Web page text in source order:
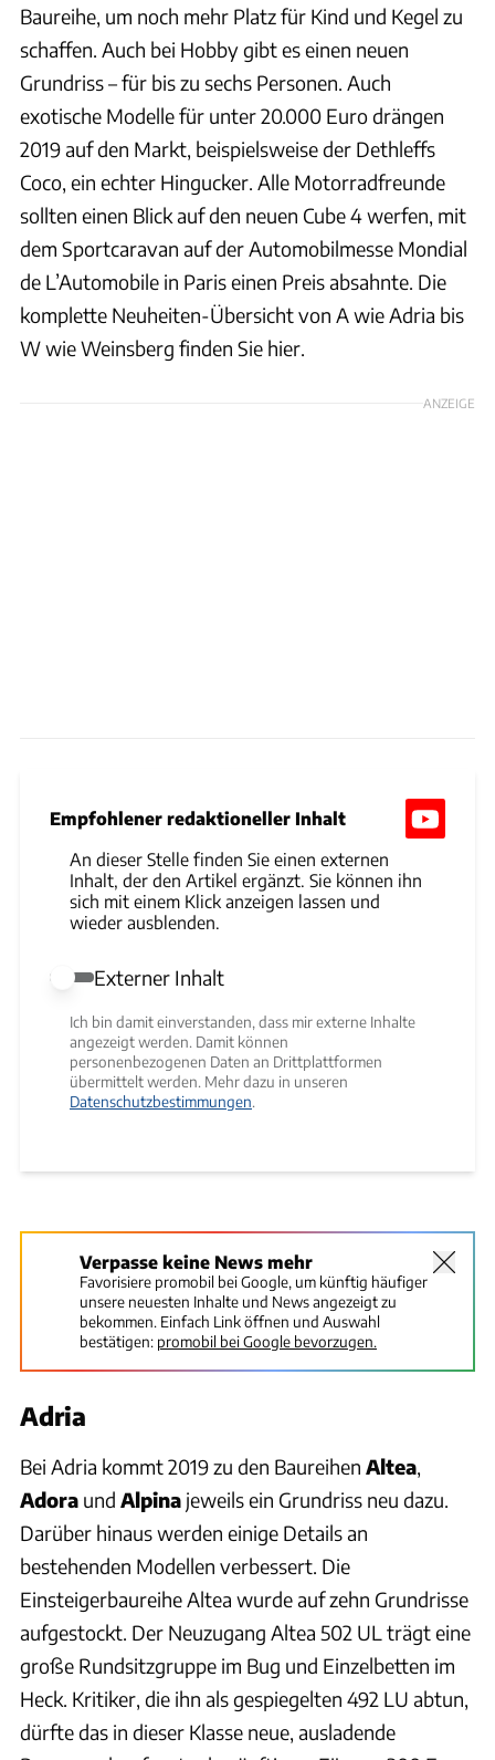
Baureihe, um noch mehr Platz für Kind und Kegel zu
schaffen. Auch bei Hobby gibt es einen neuen
Grundriss – für bis zu sechs Personen. Auch
exotische Modelle für unter 20.000 Euro drängen
2019 auf den Markt, beispielsweise der Dethleffs
Coco, ein echter Hingucker. Alle Motorradfreunde
sollten einen Blick auf den neuen Cube 4 werfen, mit
dem Sportcaravan auf der Automobilmesse Mondial
de L’Automobile in Paris einen Preis absahnte. Die
komplette Neuheiten-Übersicht von A wie Adria bis
W wie Weinsberg finden Sie hier.
ANZEIGE
Empfohlener redaktioneller Inhalt
An dieser Stelle finden Sie einen externen
Inhalt, der den Artikel ergänzt. Sie können ihn
sich mit einem Klick anzeigen lassen und
wieder ausblenden.
Externer Inhalt erlauben
Externer Inhalt
Ich bin damit einverstanden, dass mir externe Inhalte
angezeigt werden. Damit können
personenbezogenen Daten an Drittplattformen
übermittelt werden. Mehr dazu in unseren
Datenschutzbestimmungen.
Verpasse keine News mehr
Favorisiere promobil bei Google, um künftig häufiger
unsere neuesten Inhalte und News angezeigt zu
bekommen. Einfach Link öffnen und Auswahl
bestätigen: promobil bei Google bevorzugen.
Adria
Bei Adria kommt 2019 zu den Baureihen Altea,
Adora und Alpina jeweils ein Grundriss neu dazu.
Darüber hinaus werden einige Details an
bestehenden Modellen verbessert. Die
Einsteigerbaureihe Altea wurde auf zehn Grundrisse
aufgestockt. Der Neuzugang Altea 502 UL trägt eine
große Rundsitzgruppe im Bug und Einzelbetten im
Heck. Kritiker, die ihn als gespiegelten 492 LU abtun,
dürfte das in dieser Klasse neue, ausladende